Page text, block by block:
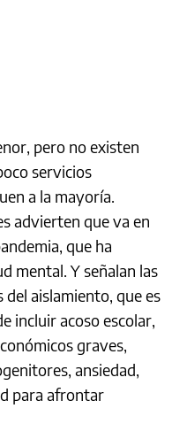
pero no existen
servicios
a la mayoría.
advierten que va en
que ha
mental. Y señalan las
del aislamiento, que es
incluir acoso escolar,
graves,
ansiedad,
para afrontar